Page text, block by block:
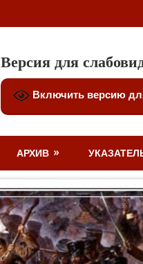
Версия для
Включить версию
АРХИВ